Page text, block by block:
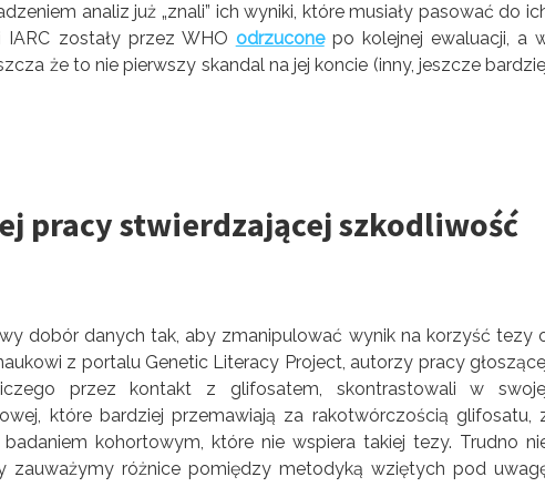
analiz już „znali” ich wyniki, które musiały pasować do
zostały przez WHO odrzuconepo kolejnej ewaluacji, a
że to nie pierwszy skandal na jej koncie (inny, jeszcze
pracy stwierdzającej szkodliwość
dobór danych tak, aby zmanipulować wynik na korzyść tezy
z portalu Genetic Literacy Project, autorzy pracy
przez kontakt z glifosatem, skontrastowali w
które bardziej przemawiają za rakotwórczością glifosatu,
kohortowym, które nie wspiera takiej tezy. Trudno
zauważymy różnice pomiędzy metodyką wziętych pod